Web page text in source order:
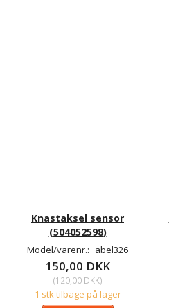
Knastaksel sensor
(504052598)
Model/varenr.: abel326
150,00 DKK
(120,00 DKK)
1 stk tilbage på lager